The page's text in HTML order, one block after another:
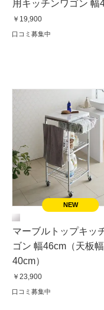
用キッチンワゴン 幅
￥19,900
口コミ募集中
マーブルトップキッ
ゴン 幅46cm（天板幅
40cm）
￥23,900
口コミ募集中